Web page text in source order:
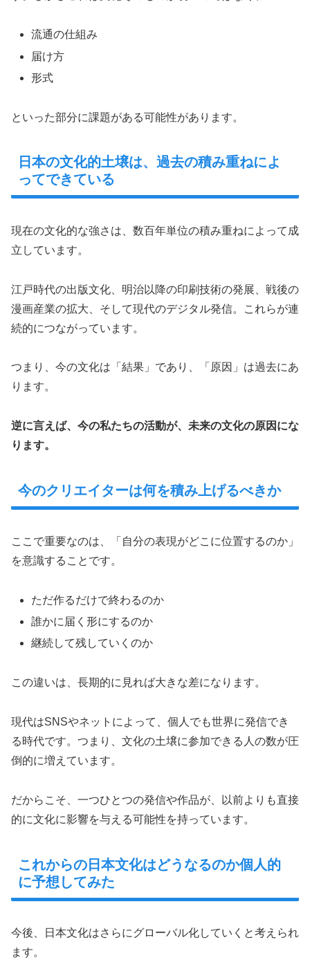
流通の仕組み
届け方
形式
といった部分に課題がある可能性があります。
日本の文化的土壌は、過去の積み重ねによ
ってできている
現在の文化的な強さは、数百年単位の積み重ねによって成
立しています。
江戸時代の出版文化、明治以降の印刷技術の発展、戦後の
漫画産業の拡大、そして現代のデジタル発信。これらが連
続的につながっています。
つまり、今の文化は「結果」であり、「原因」は過去にあ
ります。
逆に言えば、今の私たちの活動が、未来の文化の原因にな
ります。
今のクリエイターは何を積み上げるべきか
ここで重要なのは、「自分の表現がどこに位置するのか」
を意識することです。
ただ作るだけで終わるのか
誰かに届く形にするのか
継続して残していくのか
この違いは、長期的に見れば大きな差になります。
現代はSNSやネットによって、個人でも世界に発信でき
る時代です。つまり、文化の土壌に参加できる人の数が圧
倒的に増えています。
だからこそ、一つひとつの発信や作品が、以前よりも直接
的に文化に影響を与える可能性を持っています。
これからの日本文化はどうなるのか個人的
に予想してみた
今後、日本文化はさらにグローバル化していくと考えられ
ます。